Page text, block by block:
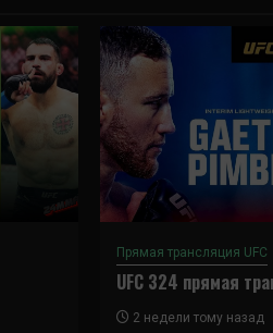
Прямая трансляция UFC
UFC 324 прямая
2 недели тому назад